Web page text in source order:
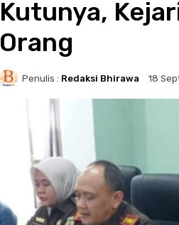
Kutunya,
Orang
Penulis : Redaksi Bhirawa 18